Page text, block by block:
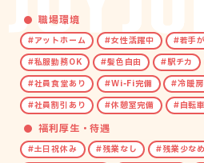
職場環境
アットホーム 女性活躍中 若手
私服勤務OK
髪色自由 駅チカ
社員食堂あり
Wi‑Fi完備 冷暖
社員割引あり
休憩室完備 自転
福利厚生・待遇
土日祝休み 残業なし 残業少なめ